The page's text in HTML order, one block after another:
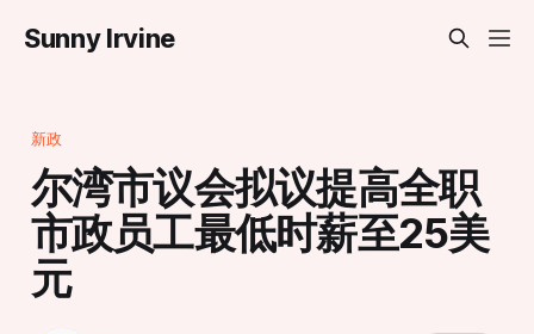
Sunny Irvine
新政
尔湾市议会拟议提高全职
市政员工最低时薪至25美
元